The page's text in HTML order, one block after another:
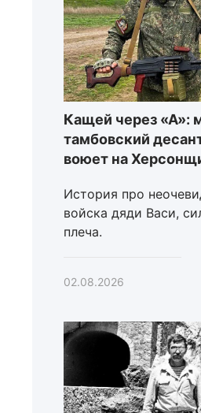
Кащей через «А»:
тамбовский
воюет на
История про
войска дяди Васи,
плеча.
02.08.2026